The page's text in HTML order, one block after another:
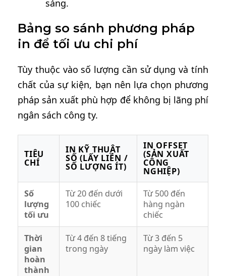
sáng.
Bảng so sánh phương pháp
in để tối ưu chi phí
Tùy thuộc vào số lượng cần sử dụng và tính
chất của sự kiện, bạn nên lựa chọn phương
pháp sản xuất phù hợp để không bị lãng phí
ngân sách công ty.
TIÊU
CHÍ
IN KỸ THUẬT
SỐ (LẤY LIỀN /
SỐ LƯỢNG ÍT)
IN OFFSET
(SẢN XUẤT
CÔNG
NGHIỆP)
Số
lượng
tối ưu
Từ 20 đến dưới
100 chiếc
Từ 500 đến
hàng ngàn
chiếc
Thời
gian
hoàn
thành
Từ 4 đến 8 tiếng
trong ngày
Từ 3 đến 5
ngày làm việc